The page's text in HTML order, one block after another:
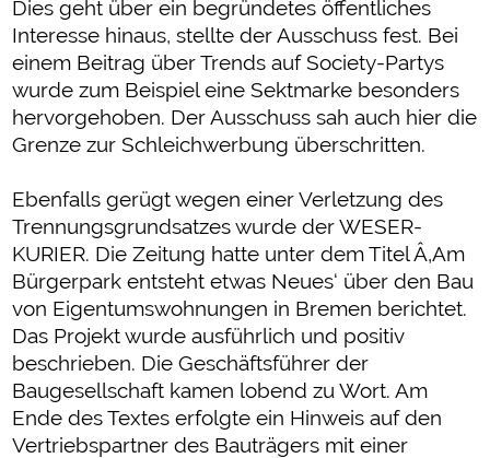
Dies geht über ein begründetes öffentliches
Interesse hinaus, stellte der Ausschuss fest. Bei
einem Beitrag über Trends auf Society-Partys
wurde zum Beispiel eine Sektmarke besonders
hervorgehoben. Der Ausschuss sah auch hier die
Grenze zur Schleichwerbung überschritten.
Ebenfalls gerügt wegen einer Verletzung des
Trennungsgrundsatzes wurde der WESER-
KURIER. Die Zeitung hatte unter dem Titel Â‚Am
Bürgerpark entsteht etwas Neues‘ über den Bau
von Eigentumswohnungen in Bremen berichtet.
Das Projekt wurde ausführlich und positiv
beschrieben. Die Geschäftsführer der
Baugesellschaft kamen lobend zu Wort. Am
Ende des Textes erfolgte ein Hinweis auf den
Vertriebspartner des Bauträgers mit einer